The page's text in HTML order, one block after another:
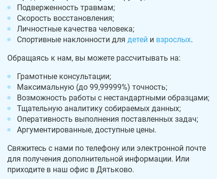
Подверженность травмам;
Скорость восстановления;
Личностные качества человека;
Спортивные наклонности для детей и взрослых.
Обращаясь к нам, вы можете рассчитывать на:
Грамотные консультации;
Максимальную (до 99,99999%) точность;
Возможность работы с нестандартными образцами;
Тщательную аналитику собираемых данных;
Оперативность выполнения поставленных задач;
Аргументированные, доступные цены.
Свяжитесь с нами по телефону или электронной почте
для получения дополнительной информации. Или
приходите в наш офис в Дятьково.